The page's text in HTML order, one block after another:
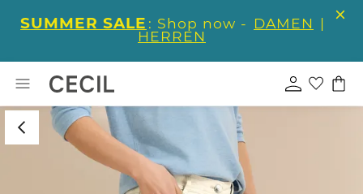
SUMMER SALE : Shop now - DAMEN |
HERREN